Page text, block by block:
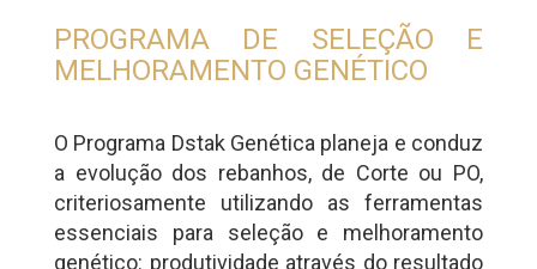
PROGRAMA DE SELEÇÃO E
MELHORAMENTO GENÉTICO
O Programa Dstak Genética planeja e conduz
a evolução dos rebanhos, de Corte ou PO,
criteriosamente utilizando as ferramentas
essenciais para seleção e melhoramento
genético: produtividade através do resultado